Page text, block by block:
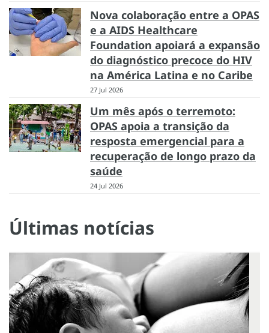
Nova colaboração entre a OPAS
e a AIDS Healthcare
Foundation apoiará a expansão
do diagnóstico precoce do HIV
na América Latina e no Caribe
27 Jul 2026
Um mês após o terremoto:
OPAS apoia a transição da
resposta emergencial para a
recuperação de longo prazo da
saúde
24 Jul 2026
Últimas notícias